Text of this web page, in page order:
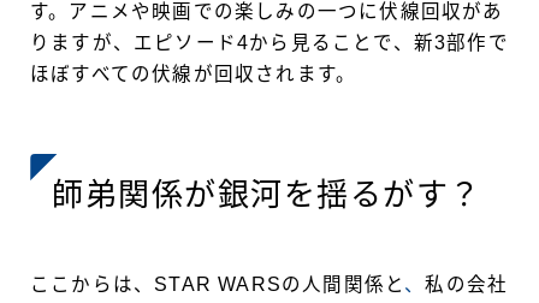
す。アニメや映画での楽しみの一つに伏線回収があ
りますが、エピソード4から見ることで、新3部作で
ほぼすべての伏線が回収されます。
師弟関係が銀河を揺るがす？
ここからは、STAR WARSの人間関係と 、私の会社